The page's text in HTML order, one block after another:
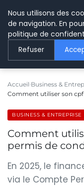
LE
Accueil Business &
Comment utiliser son
BUSINESS & ENTREPRISE
Comment
permis de
En 2025, le
via le Compte
Nous utilisons des
de navigation. En
politique de
Refuser